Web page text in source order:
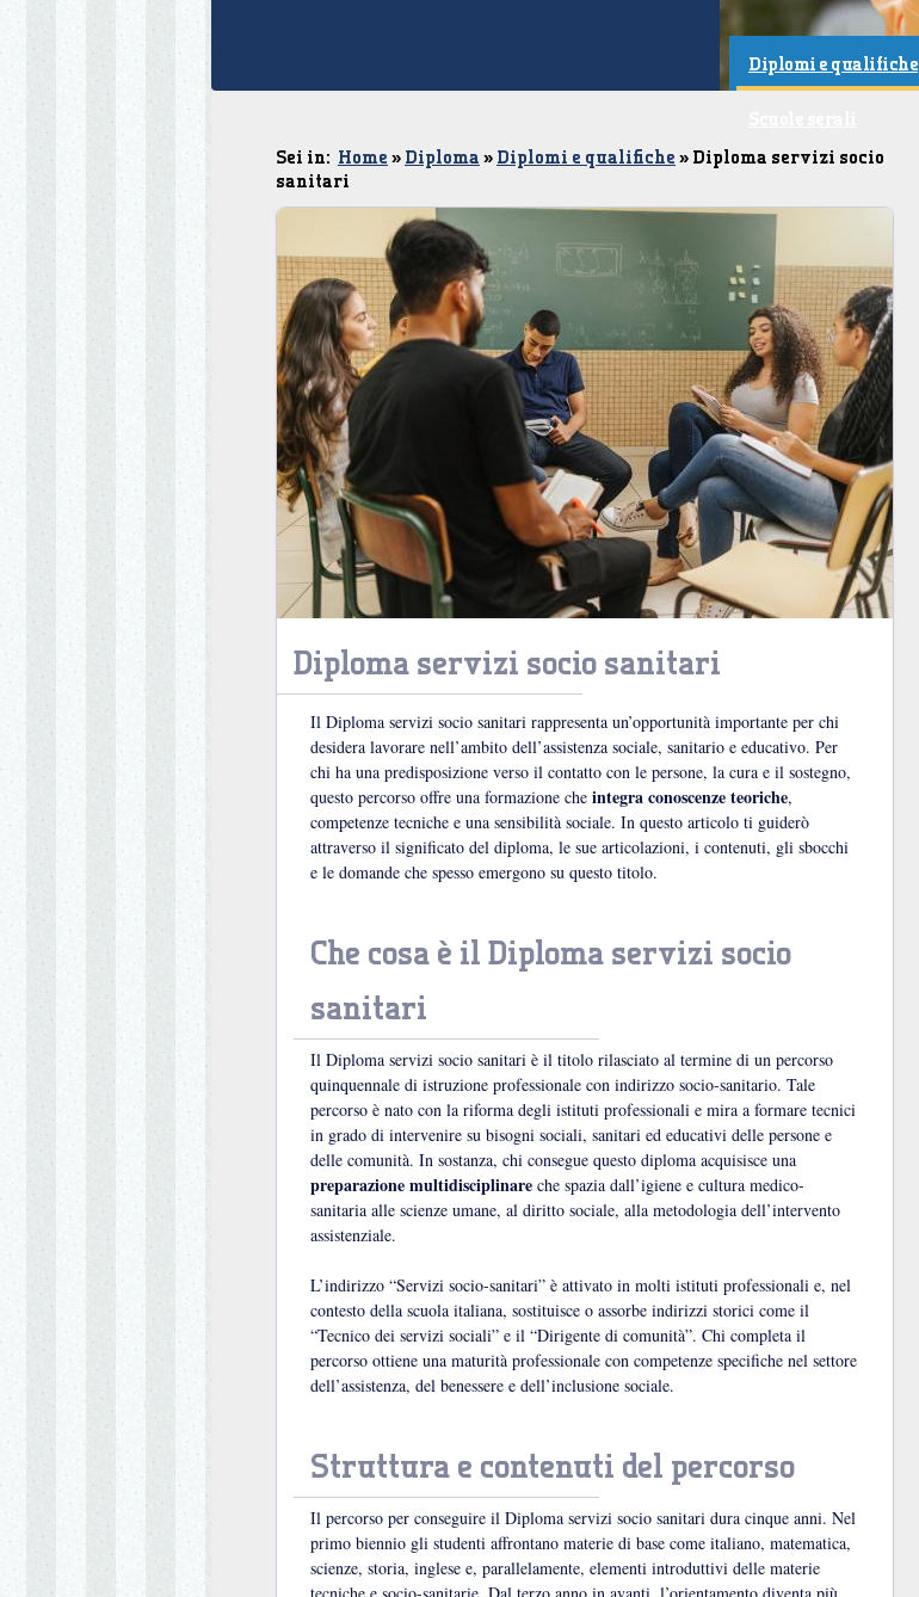
Diplomi e qualifiche
Sei in: Home » Diploma » Diplomi e qualifiche » Diploma servizi socio
sanitari
Diploma servizi socio sanitari
Il Diploma servizi socio sanitari rappresenta un’opportunità importante per chi
desidera lavorare nell’ambito dell’assistenza sociale, sanitario e educativo. Per
chi ha una predisposizione verso il contatto con le persone, la cura e il sostegno,
questo percorso offre una formazione che integra conoscenze teoriche,
competenze tecniche e una sensibilità sociale. In questo articolo ti guiderò
attraverso il significato del diploma, le sue articolazioni, i contenuti, gli sbocchi
e le domande che spesso emergono su questo titolo.
Che cosa è il Diploma servizi socio
sanitari
Il Diploma servizi socio sanitari è il titolo rilasciato al termine di un percorso
quinquennale di istruzione professionale con indirizzo socio-sanitario. Tale
percorso è nato con la riforma degli istituti professionali e mira a formare tecnici
in grado di intervenire su bisogni sociali, sanitari ed educativi delle persone e
delle comunità. In sostanza, chi consegue questo diploma acquisisce una
preparazione multidisciplinare che spazia dall’igiene e cultura medico-
sanitaria alle scienze umane, al diritto sociale, alla metodologia dell’intervento
assistenziale.
L’indirizzo “Servizi socio-sanitari” è attivato in molti istituti professionali e, nel
contesto della scuola italiana, sostituisce o assorbe indirizzi storici come il
“Tecnico dei servizi sociali” e il “Dirigente di comunità”. Chi completa il
percorso ottiene una maturità professionale con competenze specifiche nel settore
dell’assistenza, del benessere e dell’inclusione sociale.
Struttura e contenuti del percorso
Il percorso per conseguire il Diploma servizi socio sanitari dura cinque anni. Nel
primo biennio gli studenti affrontano materie di base come italiano, matematica,
scienze, storia, inglese e, parallelamente, elementi introduttivi delle materie